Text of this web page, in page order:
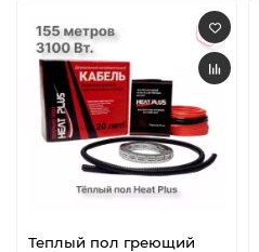
Теплый пол греющий